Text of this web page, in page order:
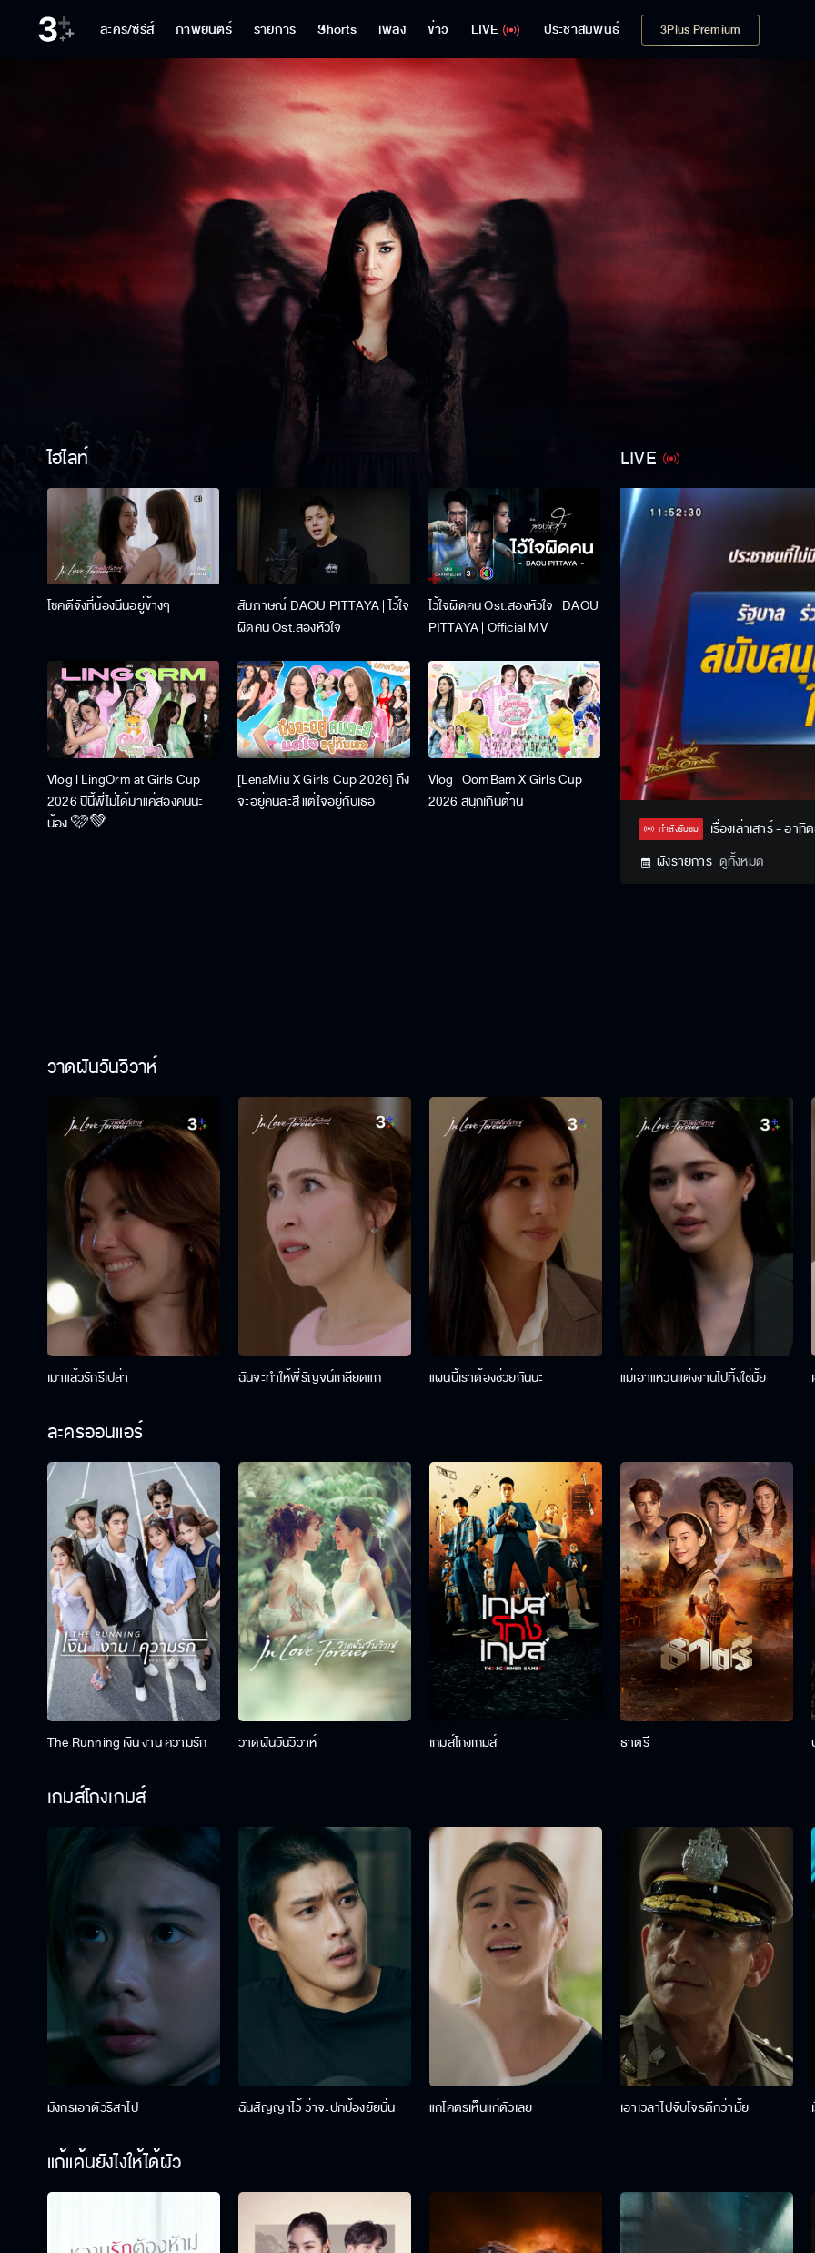
ละคร/ซีรีส์ ภาพยนตร์ รายการ Shorts เพลง ข่าว LIVE ประชาสัมพันธ์ 3Plus Premium
ไฮไลท์
โชคดีจังที่น้องนีนอยู่ข้างๆ
สัมภาษณ์ DAOU PITTAYA | ไว้ใจ
ผิดคน Ost.สองหัวใจ
ไว้ใจผิดคน Ost.สองหัวใจ | DAOU
PITTAYA | Official MV
Vlog l LingOrm at Girls Cup
2026 ปีนี้พี่ไม่ได้มาแค่สองคนนะ
น้อง 🩷💚
[LenaMiu X Girls Cup 2026] ถึง
จะอยู่คนละสี แต่ใจอยู่กับเธอ
Vlog | OomBam X Girls Cup
2026 สนุกเกินต้าน
LIVE
Unmute
Type
กำลังรับชม
เรื่องเล่าเสาร์ - อาทิ
ผังรายการ ดูทั้งหมด
วาดฝันวันวิวาห์
เมาแล้วรักรึเปล่า ฉันจะทำให้พี่รัญจน์เกลียดแก แผนนี้เราต้องช่วยกันนะ แม่เอาแหวนแต่งงานไปทิ้งใช่มั้ย
ละครออนแอร์
The Running เงิน งาน ความรัก วาดฝันวันวิวาห์ เกมส์โกงเกมส์ ธาตรี
เกมส์โกงเกมส์
มังกรเอาตัวริสาไป ฉันสัญญาไว้ ว่าจะปกป้องยัยนั่น แกโคตรเห็นแก่ตัวเลย เอาเวลาไปจับโจรดีกว่ามั้ย
แก้แค้นยังไงให้ได้ผัว